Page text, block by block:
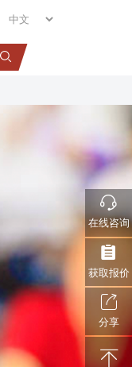
在线咨询
获取报价
分享